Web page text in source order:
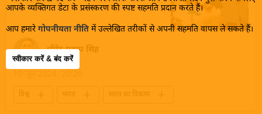
आपके व्यक्तिगत डेटा के प्रसंस्करण की स्पष्ट सहमति प्रदान करते हैं।
आप हमारे गोपनीयता नीति में उल्लेखित तरीकों से अपनी सहमति वापस ले सकते हैं।
स्वीकार करें & बंद करें
धीरेंद्र प्रताप सिंह
विश्व भारत
भारत का विकास